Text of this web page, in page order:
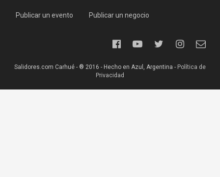
Publicar un evento Publicar un negocio
Salidores.com Carhué - ® 2016 - Hecho en Azul, Argentina - Política de
Privacidad